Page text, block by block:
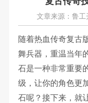
文章来源：鲁工
随着热血传奇复古
舞兵器，重温当年
石是一种非常重要
级，让你的角色更
石呢？接下来，就